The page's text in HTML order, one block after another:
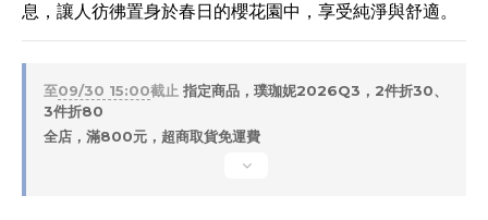
息，讓人彷彿置身於春日的櫻花園中，享受純淨與舒適。
至09/30 15:00截止 指定商品，璞珈妮2026Q3，2件折30、
3件折80
全店，滿800元，超商取貨免運費